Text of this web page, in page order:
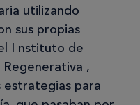
utilizando
sus propias
I nstituto de
,
para